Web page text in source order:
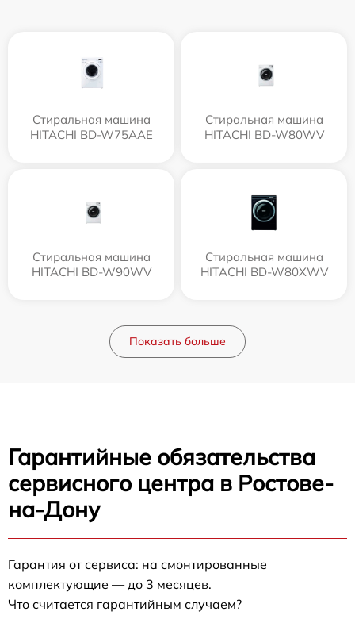
Стиральная машина
HITACHI BD-W75AAE
Стиральная машина
HITACHI BD-W80WV
Стиральная машина
HITACHI BD-W90WV
Стиральная машина
HITACHI BD-W80XWV
Показать больше
Гарантийные обязательства
сервисного центра в Ростове-
на-Дону
Гарантия от сервиса: на смонтированные
комплектующие — до 3 месяцев.
Что считается гарантийным случаем?